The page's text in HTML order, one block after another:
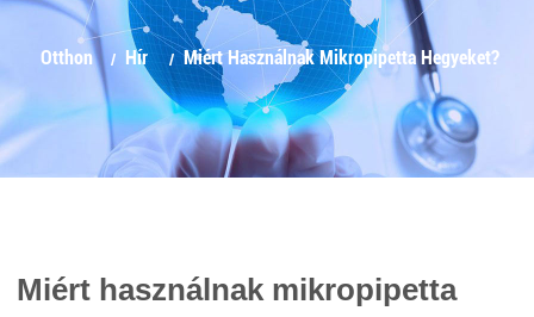
Otthon Hír Miért Használnak Mikropipetta Hegyeket?
Miért használnak mikropipetta